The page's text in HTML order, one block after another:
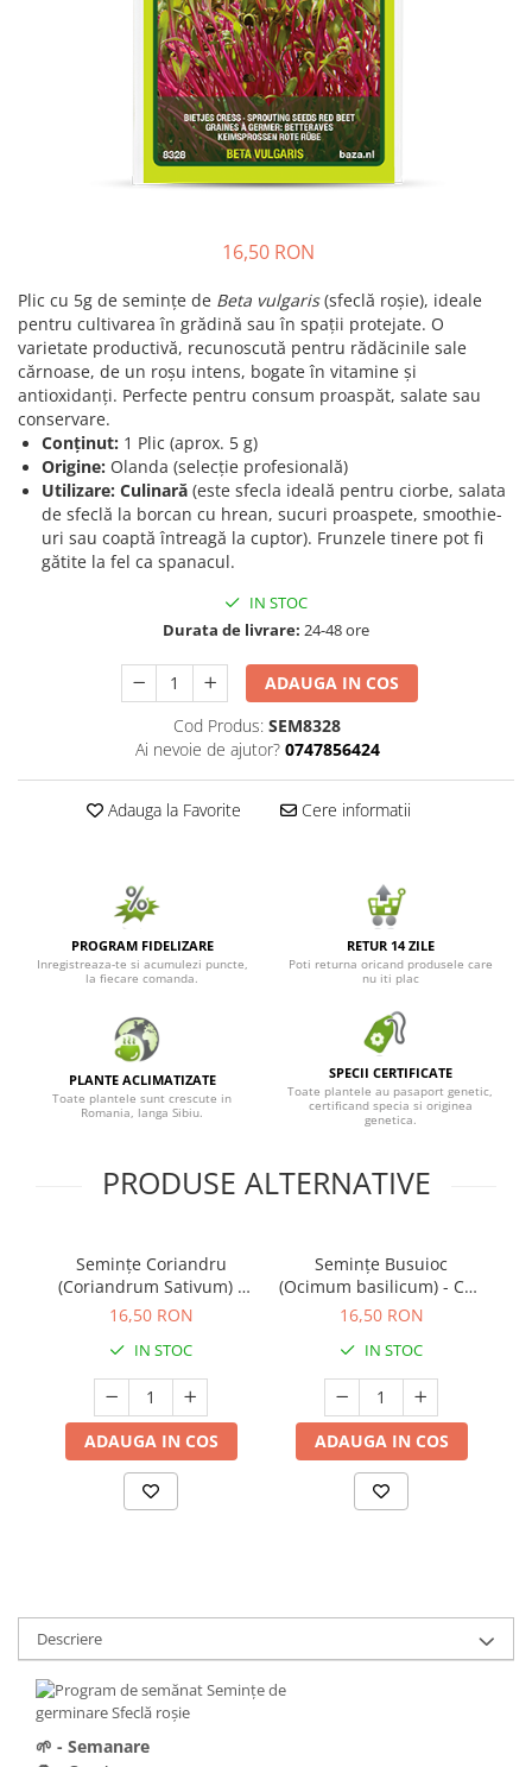
Bulbi de Echinacea
Bulbi de Fritillaria
Bulbi de Gaillardia (Kokarda)
Bulbi de Gladiole
Bulbi de Irisi - Stanjenel
Bulbi de Narcise
Bulbi de Ranunculus
Bulbi de Tigridia
Bulbi de Zambile
Bulbi de Zantedeschia
Bulbi Sparaxis
Mixuri de Bulbi
Seminte de Flori
Seminte de Ierburi
Seminte de Legume/Fructe
Păr - Pyrus communis
Smochini - Ficus carica
16,50 RON
Plic cu 5g de semințe de Beta vulgaris(sfeclă roșie), ideale
pentru cultivarea în grădină sau în spații protejate. O
varietate productivă, recunoscută pentru rădăcinile sale
cărnoase, de un roșu intens, bogate în vitamine și
antioxidanți. Perfecte pentru consum proaspăt, salate sau
conservare.
Conținut: 1 Plic (aprox. 5 g)
Origine: Olanda (selecție profesională)
Utilizare: Culinară (este sfecla ideală pentru ciorbe, salata
de sfeclă la borcan cu hrean, sucuri proaspete, smoothie-
uri sau coaptă întreagă la cuptor). Frunzele tinere pot fi
gătite la fel ca spanacul.
IN STOC
Durata de livrare: 24-48 ore
ADAUGA IN COS
Cod Produs: SEM8328
Ai nevoie de ajutor? 0747856424
Adauga la Favorite Cere informatii
PROGRAM FIDELIZARE
Inregistreaza-te si acumulezi puncte,
la fiecare comanda.
RETUR 14 ZILE
Poti returna oricand produsele care
nu iti plac
PLANTE ACLIMATIZATE
Toate plantele sunt crescute in
Romania, langa Sibiu.
SPECII CERTIFICATE
Toate plantele au pasaport genetic,
certificand specia si originea
genetica.
PRODUSE ALTERNATIVE
Semințe Coriandru
(Coriandrum Sativum) -
8250
16,50 RON
IN STOC
ADAUGA IN COS
Semințe Busuioc
(Ocimum basilicum) - Cod
8210
16,50 RON
IN STOC
ADAUGA IN COS
Descriere
🌱 - Semanare